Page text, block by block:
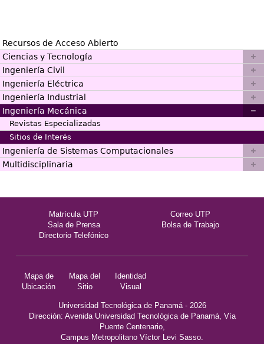
Recursos de Acceso Abierto
Ciencias y Tecnología
Ingeniería Civil
Ingeniería Eléctrica
Ingeniería Industrial
Ingeniería Mecánica
Revistas Especializadas
Sitios de Interés
Ingeniería de Sistemas Computacionales
Multidisciplinaria
Matrícula UTP
Correo UTP
Sala de Prensa
Bolsa de Trabajo
Directorio Telefónico
Mapa de
Ubicación
Mapa del
Sitio
Identidad
Visual
Universidad Tecnológica de Panamá - 2026
Dirección: Avenida Universidad Tecnológica de Panamá, Vía
Puente Centenario,
Campus Metropolitano Víctor Levi Sasso.